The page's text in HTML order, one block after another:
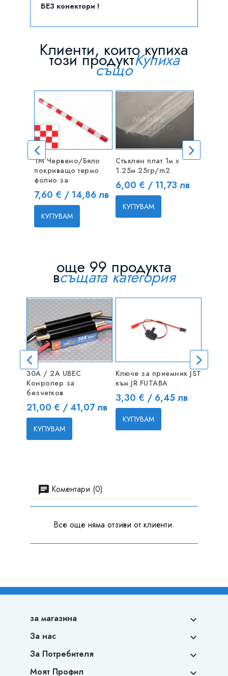
БЕЗ конектори !
Клиенти, които купиха
този продуктКупиха
също
1M Червено/Бяло
покриващо термо
фолио за
Цена
7,60 € / 14,86 лв
КУПУВАМ
Стъклен плат 1м x
1.25м 25гр/m2
Цена
6,00 € / 11,73 лв
КУПУВАМ
20A
още 99 продукта
всъщата категория
30A / 2A UBEC
Конролер за
безчетков
Цена
21,00 € / 41,07 лв
КУПУВАМ
Ключе за приемник JST
към JR FUTABA
Цена
3,30 € / 6,45 лв
КУПУВАМ
Коментари (0)
Все още няма отзиви от клиенти.
за магазина 
За нас 
За Потребителя 
Моят Профил 